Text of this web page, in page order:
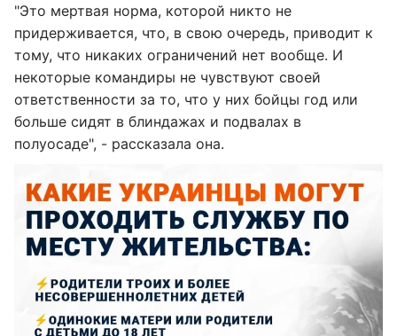
"Это мертвая норма, которой никто не
придерживается, что, в свою очередь, приводит к
тому, что никаких ограничений нет вообще. И
некоторые командиры не чувствуют своей
ответственности за то, что у них бойцы год или
больше сидят в блиндажах и подвалах в
полуосаде", - рассказала она.